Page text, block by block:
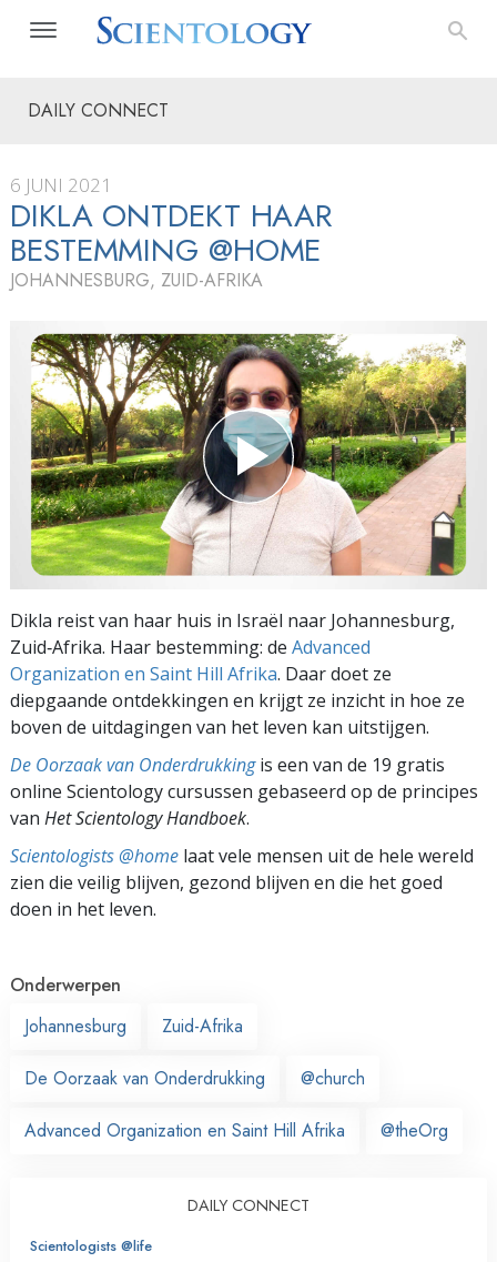
DAILY CONNECT
6 JUNI 2021
DIKLA ONTDEKT HAAR
BESTEMMING @HOME
JOHANNESBURG, ZUID-AFRIKA
Dikla reist van haar huis in Israël naar Johannesburg,
Zuid‑Afrika. Haar bestemming: de Advanced
Organization en Saint Hill Afrika. Daar doet ze
diepgaande ontdekkingen en krijgt ze inzicht in hoe ze
boven de uitdagingen van het leven kan uitstijgen.
De Oorzaak van Onderdrukkingis een van de 19 gratis
online Scientology cursussen gebaseerd op de principes
van Het Scientology Handboek.
Scientologists @home laat vele mensen uit de hele wereld
zien die veilig blijven, gezond blijven en die het goed
doen in het leven.
Onderwerpen
Johannesburg
Zuid-Afrika
De Oorzaak van Onderdrukking @church
Advanced Organization en Saint Hill Afrika @theOrg
DAILY CONNECT
Scientologists @life